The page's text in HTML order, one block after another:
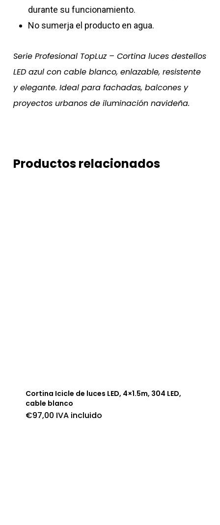
durante su funcionamiento.
No sumerja el producto en agua.
Serie Profesional TopLuz – Cortina luces destellos
LED azul con cable blanco, enlazable, resistente
y elegante. Ideal para fachadas, balcones y
proyectos urbanos de iluminación navideña.
Productos relacionados
Cortina Icicle de luces LED, 4×1.5m, 304 LED,
cable blanco
€97,00 IVA incluido